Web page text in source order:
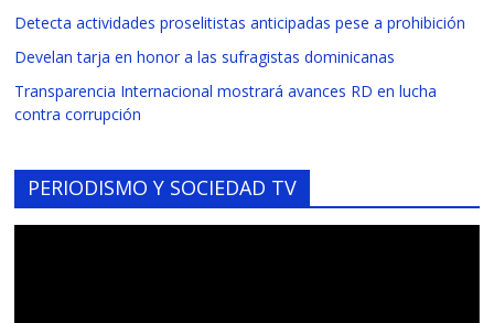
Detecta actividades proselitistas anticipadas pese a prohibición
Develan tarja en honor a las sufragistas dominicanas
Transparencia Internacional mostrará avances RD en lucha
contra corrupción
PERIODISMO Y SOCIEDAD TV